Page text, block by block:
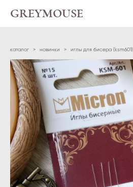
GREYMOUSE
каталог > новинки > иглы для бисера (ksm601)